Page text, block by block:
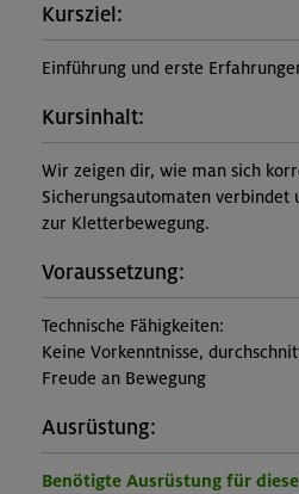
Kursziel:
Einführung und erste
Kursinhalt:
Wir zeigen dir, wie man sich
Sicherungsautomaten verbindet
zur Kletterbewegung.
Voraussetzung:
Technische Fähigkeiten:
Keine Vorkenntnisse,
Freude an Bewegung
Ausrüstung:
Benötigte Ausrüstung für